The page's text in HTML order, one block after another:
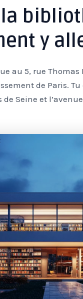
la
y
au 5, rue
de Paris.
Seine et